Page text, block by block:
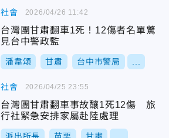
社會
台灣團甘肅翻車1死！12傷者名單驚
見台中警政監
潘韋頌 甘肅 台中市警局
2026/04/26 11:42
社會
台灣團甘肅翻車事故釀1死12傷 旅
行社緊急安排家屬赴陸處理
2026/04/25 23:55